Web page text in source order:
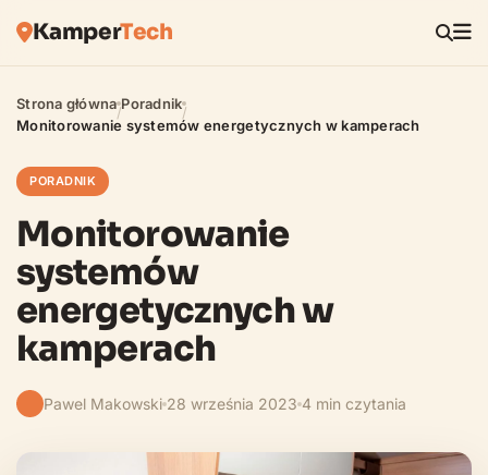
KamperTech
Strona główna/Poradnik/
Monitorowanie systemów energetycznych w kamperach
PORADNIK
Monitorowanie
systemów
energetycznych w
kamperach
Pawel Makowski 28 września 2023 4 min czytania